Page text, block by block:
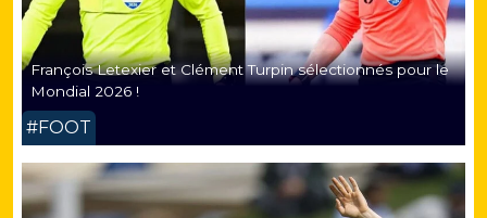
François Letexier et Clément Turpin sélectionnés pour le
Mondial 2026 !
#FOOT